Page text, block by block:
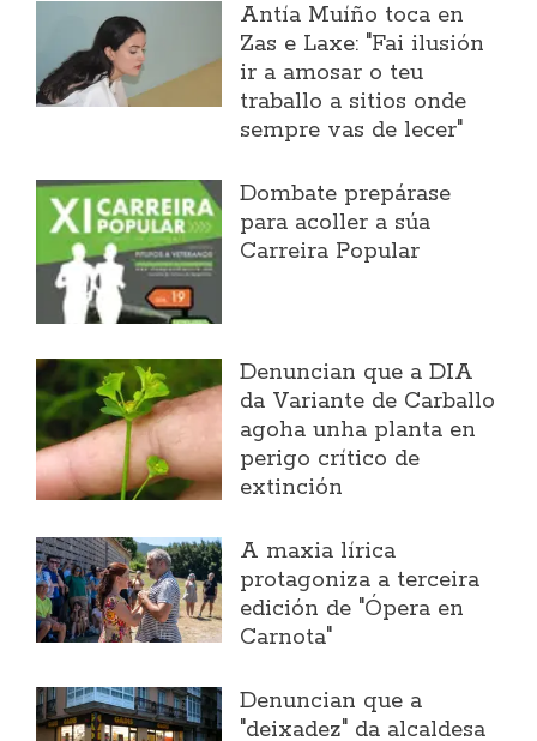
Antía Muíño toca en
Zas e Laxe: "Fai ilusión
ir a amosar o teu
traballo a sitios onde
sempre vas de lecer"
Dombate prepárase
para acoller a súa
Carreira Popular
Denuncian que a DIA
da Variante de Carballo
agoha unha planta en
perigo crítico de
extinción
A maxia lírica
protagoniza a terceira
edición de "Ópera en
Carnota"
Denuncian que a
"deixadez" da alcaldesa